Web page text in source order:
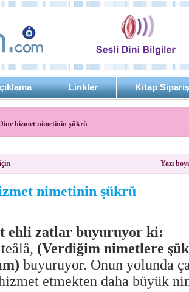
Linkler Kitap
hizmet nimetinin şükrü
Yazı
nimetinin şükrü
ehli zatlar buyuruyor ki:
(Verdiğim nimetlere
buyuruyor. Onun yolunda
etmekten daha büyük